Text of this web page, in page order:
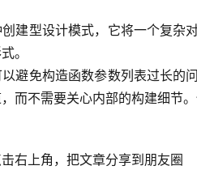
建型设计模式，它将一个复杂
。
避免构造函数参数列表过长的
而不需要关心内部的构建细节
右上角，把文章分享到朋友圈